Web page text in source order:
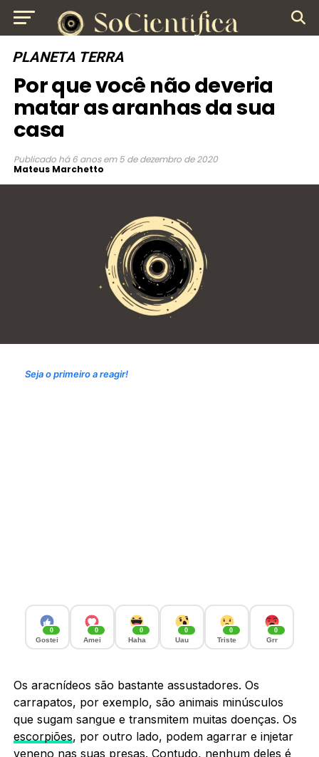
PLANETA TERRA
Por que você não deveria
matar as aranhas da sua
casa
Publicado há 6 anos em 5 de dezembro de 2020
Mateus Marchetto
Seja o primeiro a reagir!
0
Gostei
0
Amei
0
Haha
0
Uau
0
Triste
0
Grr
Os aracnídeos são bastante assustadores. Os
carrapatos, por exemplo, são animais minúsculos
que sugam sangue e transmitem muitas doenças. Os
escorpiões, por outro lado, podem agarrar e injetar
veneno nas suas presas. Contudo, nenhum deles é